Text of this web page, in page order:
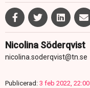
Nicolina Söderqvist
nicolina.soderqvist@tn.se
Publicerad: 3 feb 2022, 22:00